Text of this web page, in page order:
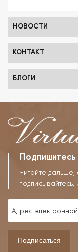
НОВОСТИ
КОНТАКТ
БЛОГИ
Читайте
Подписаться